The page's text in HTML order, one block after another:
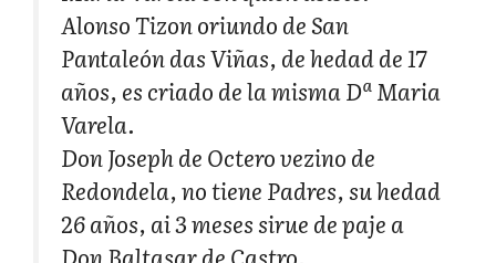
Alonso Tizon oriundo de San
Pantaleón das Viñas, de hedad de 17
años, es criado de la misma Dª Maria
Varela.
Don Joseph de Octero vezino de
Redondela, no tiene Padres, su hedad
26 años, ai 3 meses sirue de paje a
Don Baltasar de Castro.